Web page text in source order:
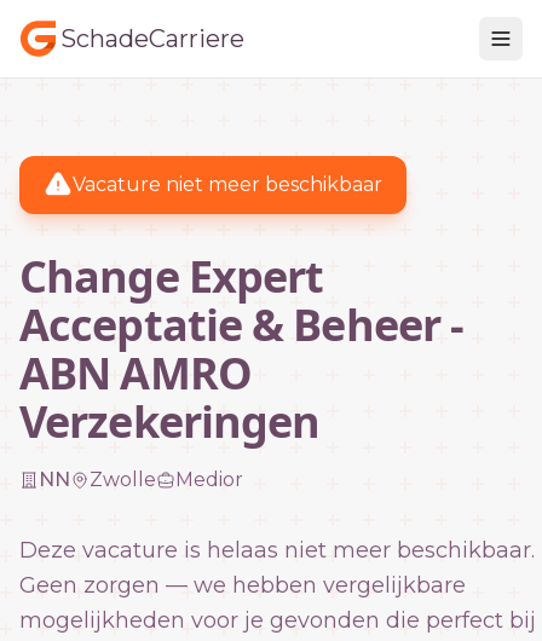
SchadeCarriere
Vacature niet meer beschikbaar
Change Expert
Acceptatie & Beheer -
ABN AMRO
Verzekeringen
NN Zwolle Medior
Deze vacature is helaas niet meer beschikbaar.
Geen zorgen — we hebben vergelijkbare
mogelijkheden voor je gevonden die perfect bij